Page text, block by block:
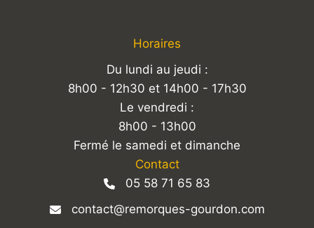
Horaires
Du lundi au jeudi :
8h00 - 12h30 et 14h00 - 17h30
Le vendredi :
8h00 - 13h00
Fermé le samedi et dimanche
Contact
05 58 71 65 83
contact@remorques-gourdon.com